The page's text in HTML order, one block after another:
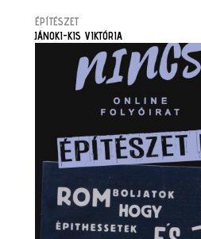
ÉPÍTÉSZET
JÁNOKI-KIS VIKTÓRIA